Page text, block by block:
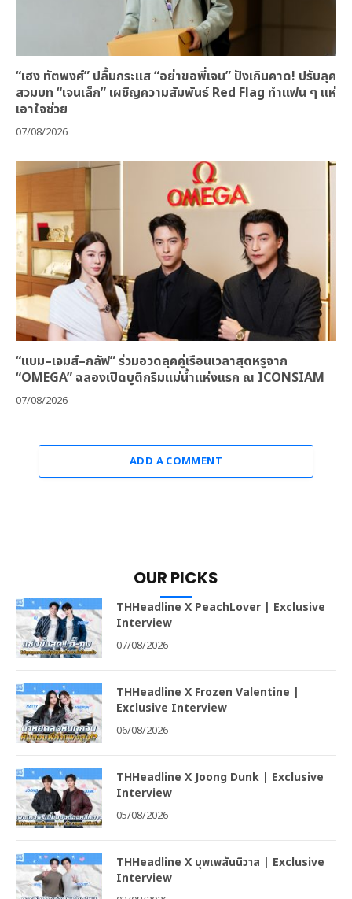
“เฮง ทัตพงศ์” ปลื้มกระแส “อย่าขอพี่เจน” ปังเกินคาด! ปรับลุค
สวมบท “เจนเล็ก” เผชิญความสัมพันธ์ Red Flag ทำแฟน ๆ แห่
เอาใจช่วย
07/08/2026
“แบม–เจมส์–กลัฟ” ร่วมอวดลุคคู่เรือนเวลาสุดหรูจาก
“OMEGA” ฉลองเปิดบูติกริมแม่น้ำแห่งแรก ณ ICONSIAM
07/08/2026
ADD A COMMENT
OUR PICKS
THHeadline X PeachLover | Exclusive
Interview
07/08/2026
THHeadline X Frozen Valentine |
Exclusive Interview
06/08/2026
THHeadline X Joong Dunk | Exclusive
Interview
05/08/2026
THHeadline X บุพเพสันนิวาส | Exclusive
Interview